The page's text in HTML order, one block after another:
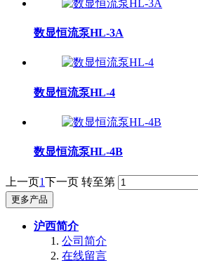
数显恒流泵HL-3A
数显恒流泵HL-4
数显恒流泵HL-4B
上一页1下一页 转至第
更多产品
沪西简介
公司简介
在线留言